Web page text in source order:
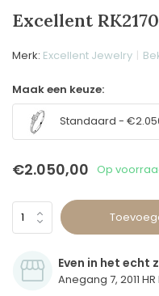
Excellent
Merk: Excellent Jewelry
Maak een keuze:
Standaard -
€2.050,00 Op
Even in het echt
Anegang 7, 2011